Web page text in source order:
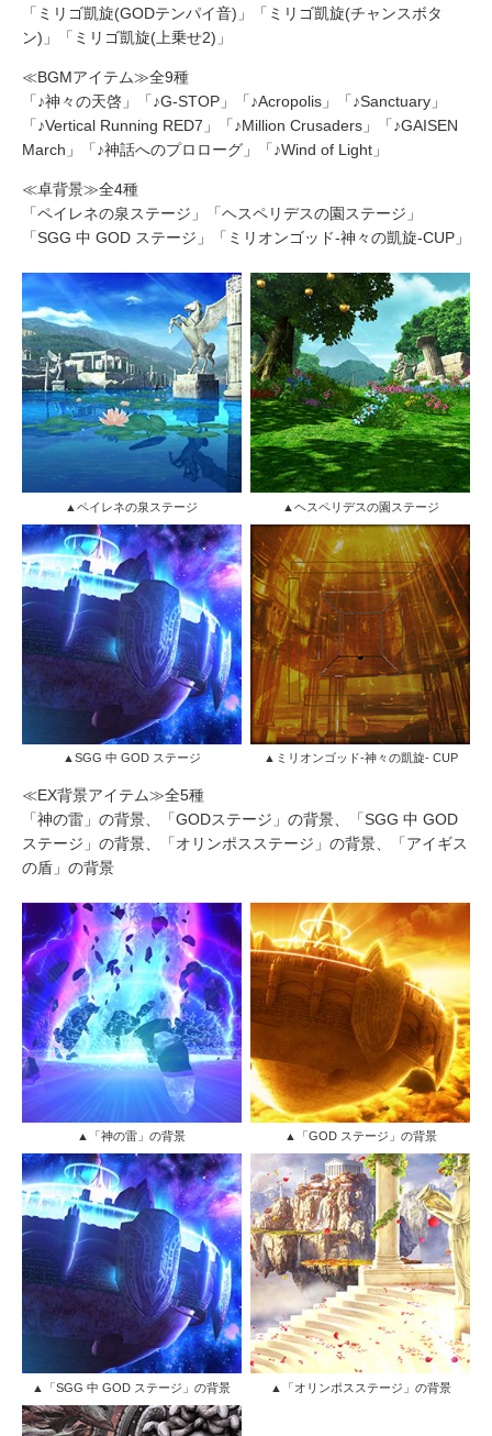
「ミリゴ凱旋(GODテンパイ音)」「ミリゴ凱旋(チャンスボタ
ン)」「ミリゴ凱旋(上乗せ2)」
≪BGMアイテム≫全9種
「♪神々の天啓」「♪G-STOP」「♪Acropolis」「♪Sanctuary」
「♪Vertical Running RED7」「♪Million Crusaders」「♪GAISEN
March」「♪神話へのプロローグ」「♪Wind of Light」
≪卓背景≫全4種
「ペイレネの泉ステージ」「ヘスペリデスの園ステージ」
「SGG 中 GOD ステージ」「ミリオンゴッド-神々の凱旋-CUP」
▲ペイレネの泉ステージ ▲ヘスペリデスの園ステージ
▲SGG 中 GOD ステージ ▲ミリオンゴッド-神々の凱旋- CUP
≪EX背景アイテム≫全5種
「神の雷」の背景、「GODステージ」の背景、「SGG 中 GOD
ステージ」の背景、「オリンポスステージ」の背景、「アイギス
の盾」の背景
▲「神の雷」の背景 ▲「GOD ステージ」の背景
▲「SGG 中 GOD ステージ」の背景 ▲「オリンポスステージ」の背景